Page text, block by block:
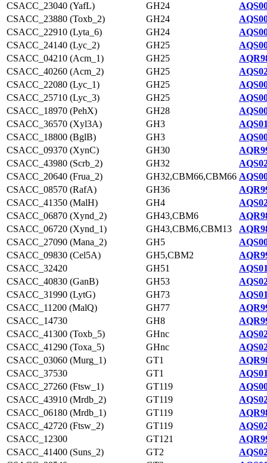
CSACC_23040 (YafL)
GH24
CSACC_23880 (Toxb_2)
GH24
CSACC_22910 (Lyta_6)
GH24
CSACC_24140 (Lyc_2)
GH25
CSACC_04210 (Acm_1)
GH25
CSACC_40260 (Acm_2)
GH25
CSACC_22080 (Lyc_1)
GH25
CSACC_25710 (Lyc_3)
GH25
CSACC_18970 (PehX)
GH28
CSACC_36570 (Xyl3A)
GH3
CSACC_18800 (BglB)
GH3
CSACC_09370 (XynC)
GH30
CSACC_43980 (Scrb_2)
GH32
CSACC_20640 (Frua_2)
GH32,CBM66,CBM66
CSACC_08570 (RafA)
GH36
CSACC_41350 (MalH)
GH4
CSACC_06870 (Xynd_2)
GH43,CBM6
CSACC_06720 (Xynd_1)
GH43,CBM6,CBM13
CSACC_27090 (Mana_2)
GH5
CSACC_09830 (Cel5A)
GH5,CBM2
CSACC_32420
GH51
CSACC_40830 (GanB)
GH53
CSACC_31990 (LytG)
GH73
CSACC_11200 (MalQ)
GH77
CSACC_14730
GH8
CSACC_41300 (Toxb_5)
GHnc
CSACC_41290 (Toxa_5)
GHnc
CSACC_03060 (Murg_1)
GT1
CSACC_37530
GT1
CSACC_27260 (Ftsw_1)
GT119
CSACC_43910 (Mrdb_2)
GT119
CSACC_06180 (Mrdb_1)
GT119
CSACC_42720 (Ftsw_2)
GT119
CSACC_12300
GT121
CSACC_41400 (Suns_2)
GT2